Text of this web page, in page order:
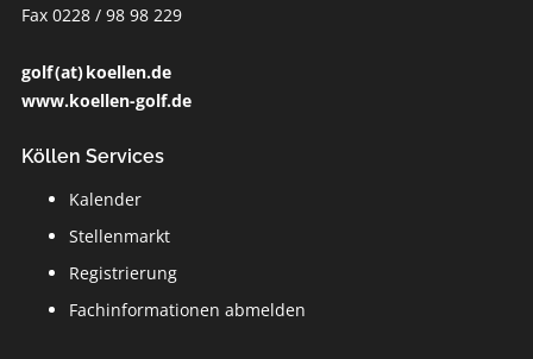
Fax 0228 / 98 98 229
golf (at) koellen.de
www.koellen-golf.de
Köllen Services
Kalender
Stellenmarkt
Registrierung
Fachinformationen abmelden